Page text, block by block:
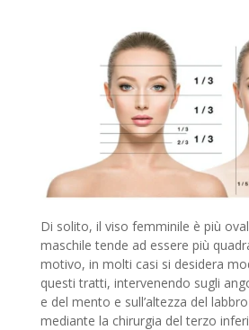
Di solito, il viso femminile è più
maschile tende ad essere più
motivo, in molti casi si desidera
questi tratti, intervenendo sugli
e del mento e sull’altezza del
mediante la chirurgia del terzo